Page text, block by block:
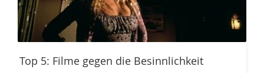
Top 5: Filme gegen die Besinnlichkeit